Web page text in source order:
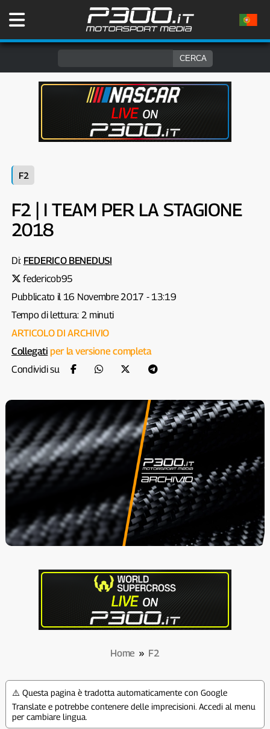
F2
F2 | I TEAM PER LA STAGIONE
2018
Di: FEDERICO BENEDUSI
federicob95
Pubblicato il 16 Novembre 2017 - 13:19
Tempo di lettura: 2 minuti
ARTICOLO DI ARCHIVIO
Collegati per la versione completa
Condividi su
Home » F2
⚠️ Questa pagina è tradotta automaticamente con Google
Translate e potrebbe contenere delle imprecisioni. Accedi al menu
per cambiare lingua.